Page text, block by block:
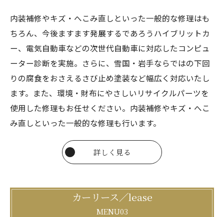
内装補修やキズ・へこみ直しといった一般的な修理はも
ちろん、今後ますます発展するであろうハイブリットカ
ー、電気自動車などの次世代自動車に対応したコンピュ
ーター診断を実施。さらに、雪国・岩手ならではの下回
りの腐食をおさえるさび止め塗装など幅広く対応いたし
ます。また、環境・財布にやさしいリサイクルパーツを
使用した修理もお任せください。内装補修やキズ・へこ
み直しといった一般的な修理も行います。
詳しく見る
カーリース／lease
MENU03